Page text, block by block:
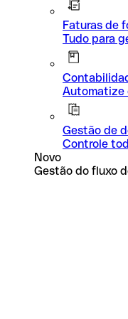
Faturas de
Tudo para
Automatize
Gestão de
Controle
Novo
Gestão do fluxo